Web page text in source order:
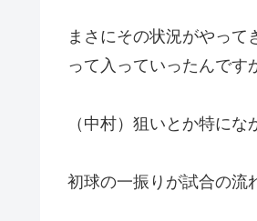
まさにその状況がやっ
って入っていったんです
（中村）狙いとか特に
初球の一振りが試合の流